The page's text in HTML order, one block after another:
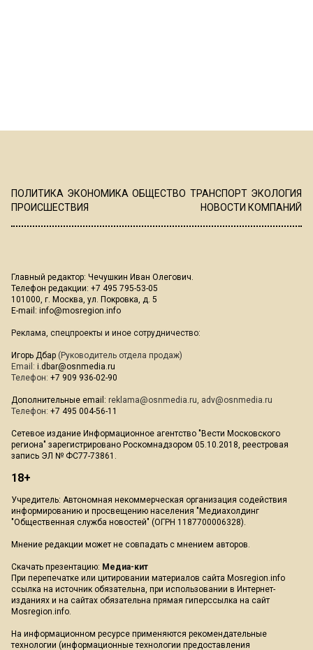
ПОЛИТИКА ЭКОНОМИКА ОБЩЕСТВО ТРАНСПОРТ ЭКОЛОГИЯ
ПРОИСШЕСТВИЯ
НОВОСТИ КОМПАНИЙ
Главный редактор: Чечушкин Иван Олегович.
Телефон редакции: +7 495 795-53-05
101000, г. Москва, ул. Покровка, д. 5
E-mail: info@mosregion.info
Реклама, спецпроекты и иное сотрудничество:
Игорь Дбар (Руководитель отдела продаж)
Email: i.dbar@osnmedia.ru
Телефон: +7 909 936-02-90
Дополнительные email: reklama@osnmedia.ru, adv@osnmedia.ru
Телефон: +7 495 004-56-11
Сетевое издание Информационное агентство "Вести Московского
региона" зарегистрировано Роскомнадзором 05.10.2018, реестровая
запись ЭЛ № ФС77-73861.
18+
Учредитель: Автономная некоммерческая организация содействия
информированию и просвещению населения "Медиахолдинг
"Общественная служба новостей" (ОГРН 1187700006328).
Мнение редакции может не совпадать с мнением авторов.
Скачать презентацию: Медиа-кит
При перепечатке или цитировании материалов сайта Mosregion.info
ссылка на источник обязательна, при использовании в Интернет-
изданиях и на сайтах обязательна прямая гиперссылка на сайт
Mosregion.info.
На информационном ресурсе применяются рекомендательные
технологии (информационные технологии предоставления